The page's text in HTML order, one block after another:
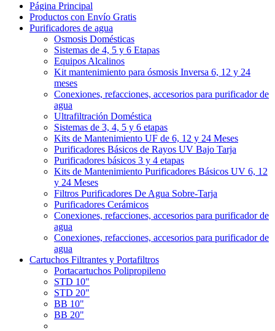
Página Principal
Productos con Envío Gratis
Purificadores de agua
Osmosis Domésticas
Sistemas de 4, 5 y 6 Etapas
Equipos Alcalinos
Kit mantenimiento para ósmosis Inversa 6, 12 y 24
meses
Conexiones, refacciones, accesorios para purificador de
agua
Ultrafiltración Doméstica
Sistemas de 3, 4, 5 y 6 etapas
Kits de Mantenimiento UF de 6, 12 y 24 Meses
Purificadores Básicos de Rayos UV Bajo Tarja
Purificadores básicos 3 y 4 etapas
Kits de Mantenimiento Purificadores Básicos UV 6, 12
y 24 Meses
Filtros Purificadores De Agua Sobre-Tarja
Purificadores Cerámicos
Conexiones, refacciones, accesorios para purificador de
agua
Conexiones, refacciones, accesorios para purificador de
agua
Cartuchos Filtrantes y Portafiltros
Portacartuchos Polipropileno
STD 10"
STD 20"
BB 10"
BB 20"